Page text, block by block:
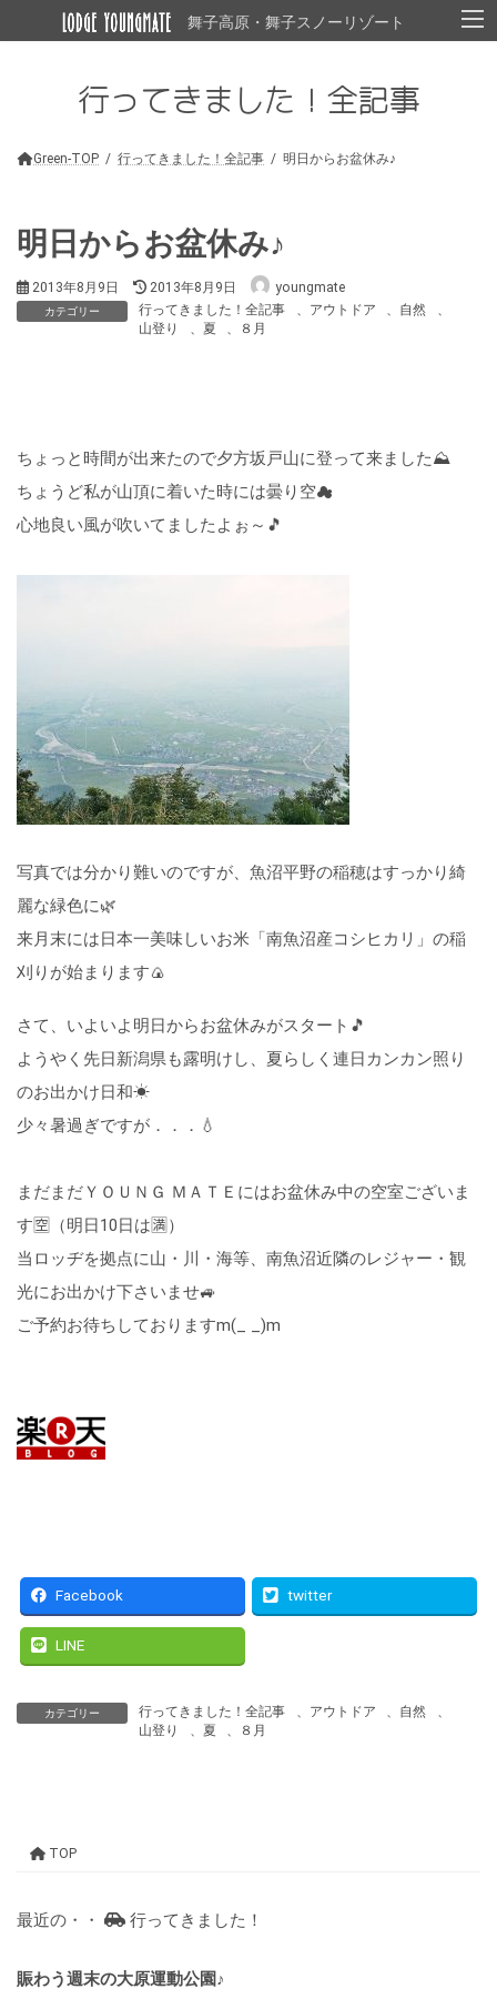
舞子高原・舞子スノーリゾート
行ってきました！全記事
Green-TOP 行ってきました！全記事 明日からお盆休み♪
明日からお盆休み♪
2013年8月9日
最
更
新
2013年8月9日 youngmate
カテゴリー 行ってきました！全記事 、 アウトドア 、 自然
、
山登り
、 夏 、 ８月
ちょっと時間が出来たので夕方坂戸山に登って来ました⛰
ちょうど私が山頂に着いた時には曇り空☁
心地良い風が吹いてましたよぉ～🎵
写真では分かり難いのですが、魚沼平野の稲穂はすっかり綺
麗な緑色に🌿
来月末には日本一美味しいお米「南魚沼産コシヒカリ」の稲
刈りが始まります🍙
さて、いよいよ明日からお盆休みがスタート🎵
ようやく先日新潟県も露明けし、夏らしく連日カンカン照り
のお出かけ日和☀
少々暑過ぎですが．．．💧
まだまだＹＯＵＮＧ ＭＡＴＥにはお盆休み中の空室ございま
す🈳（明日10日は🈵）
当ロッヂを拠点に山・川・海等、南魚沼近隣のレジャー・観
光にお出かけ下さいませ🚙
ご予約お待ちしておりますm(_ _)m
Facebook twitter
LINE
カテゴリー 行ってきました！全記事 、 アウトドア 、 自然
、
山登り
、 夏 、 ８月
TOP
最近の・・ 行ってきました！
賑わう週末の大原運動公園♪